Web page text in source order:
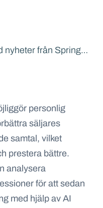
5 Sales Cloud nyheter från Spring ’25 Release
personlig
säljares
samtal, vilket
prestera bättre.
analysera
för att sedan
med hjälp av AI